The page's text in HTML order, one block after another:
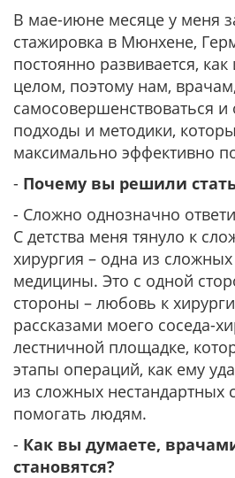
В мае-июне месяце у меня
стажировка в Мюнхене,
постоянно развивается,
целом, поэтому нам,
самосовершенствоваться
подходы и методики,
максимально эффективно
- Почему вы решили
- Сложно однозначно
С детства меня тянуло к
хирургия – одна из
медицины. Это с одной
стороны – любовь к
рассказами моего соседа-
лестничной площадке,
этапы операций, как ему
из сложных нестандартных
помогать людям.
- Как вы думаете,
становятся?